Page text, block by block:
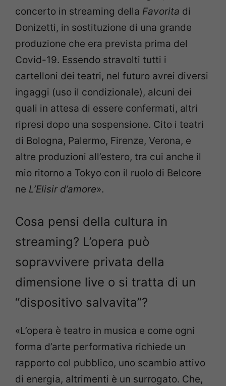
concerto in streaming della Favorita di
Donizetti, in sostituzione di una grande
produzione che era prevista prima del
Covid-19. Essendo stravolti tutti i
cartelloni dei teatri, nel futuro avrei diversi
ingaggi (uso il condizionale), alcuni dei
quali in attesa di essere confermati, altri
ripresi dopo una sospensione. Cito i teatri
di Bologna, Palermo, Firenze, Verona, e
altre produzioni all’estero, tra cui anche il
mio ritorno a Tokyo con il ruolo di Belcore
ne L’Elisir d’amore».
Cosa pensi della cultura in
streaming? L’opera può
sopravvivere privata della
dimensione live o si tratta di un
“dispositivo salvavita”?
«L’opera è teatro in musica e come ogni
forma d’arte performativa richiede un
rapporto col pubblico, uno scambio attivo
di energia, altrimenti è un surrogato. Che,